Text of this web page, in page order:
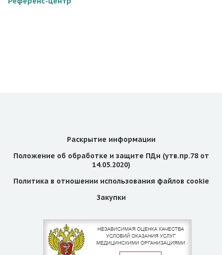
Раскрытие информации
Положение об обработке и защите ПДн (утв.пр.78 от
14.05.2020)
Политика в отношении использования файлов cookie
Закупки